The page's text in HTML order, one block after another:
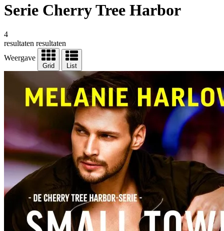
Serie Cherry Tree Harbor
4
resultaten resultaten
Weergave
Grid List